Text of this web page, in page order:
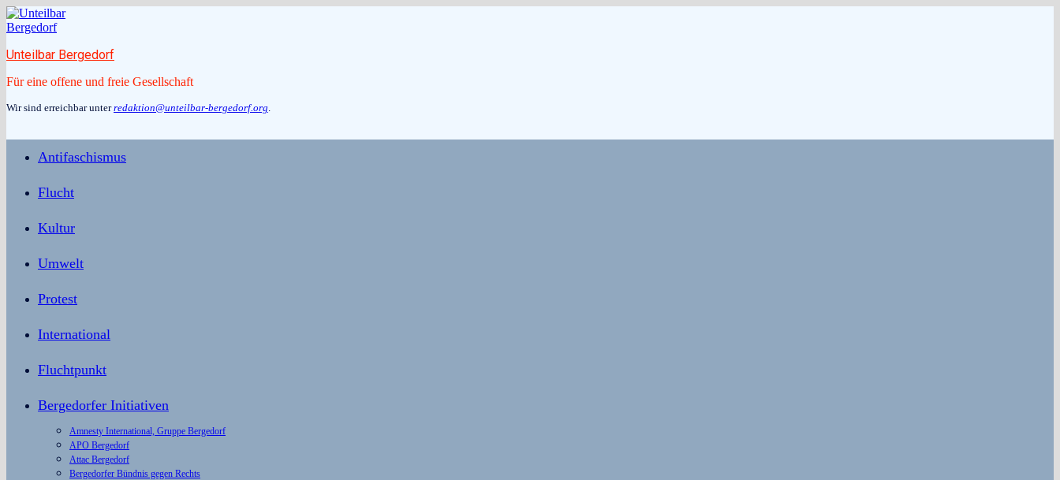
Zum
Inhalt
Unteilbar Bergedorf
Für eine offene und freie Gesellschaft
Wir sind erreichbar unterredaktion@unteilbar-bergedorf.org.
Antifaschismus
Flucht
Kultur
Umwelt
Protest
International
Fluchtpunkt
Bergedorfer Initiativen
Amnesty International, Gruppe Bergedorf
APO Bergedorf
Attac Bergedorf
Bergedorfer Bündnis gegen Rechts